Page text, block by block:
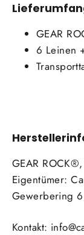
GEAR
6 Leinen
GEAR
Eigentümer:
Gewerbering
Kontakt: